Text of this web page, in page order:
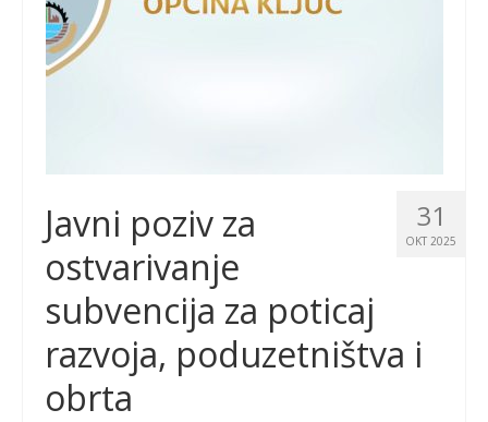
31
OKT 2025
Javni poziv za
ostvarivanje
subvencija za poticaj
razvoja, poduzetništva i
obrta